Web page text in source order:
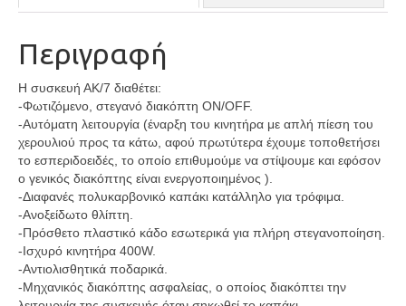
Περιγραφή
Η συσκευή ΑΚ/7 διαθέτει:
-Φωτιζόμενο, στεγανό διακόπτη ON/OFF.
-Αυτόματη λειτουργία (έναρξη του κινητήρα με απλή πίεση του
χερουλιού προς τα κάτω, αφού πρωτύτερα έχουμε τοποθετήσει
το εσπεριδοειδές, το οποίο επιθυμούμε να στίψουμε και εφόσον
ο γενικός διακόπτης είναι ενεργοποιημένος ).
-Διαφανές πολυκαρβονικό καπάκι κατάλληλο για τρόφιμα.
-Ανοξείδωτο θλίπτη.
-Πρόσθετο πλαστικό κάδο εσωτερικά για πλήρη στεγανοποίηση.
-Ισχυρό κινητήρα 400W.
-Αντιολισθητικά ποδαρικά.
-Μηχανικός διακόπτης ασφαλείας, ο οποίος διακόπτει την